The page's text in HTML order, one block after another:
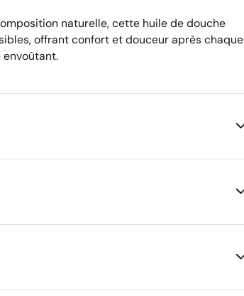
naturelle, cette huile de douche
offrant confort et douceur après chaque